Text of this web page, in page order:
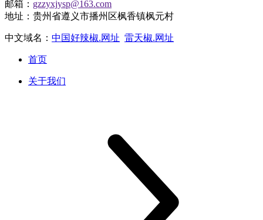
邮箱： gzzyxjysp@163.com
地址：贵州省遵义市播州区枫香镇枫元村
中文域名： 中国好辣椒.网址 雷天椒.网址
首页
关于我们